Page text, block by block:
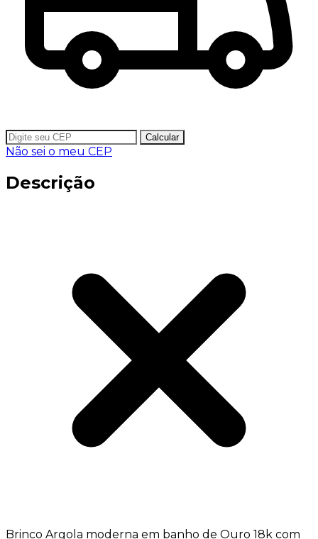
Calcular
Não sei o meu CEP
Descrição
Brinco Argola moderna em banho de Ouro 18k com